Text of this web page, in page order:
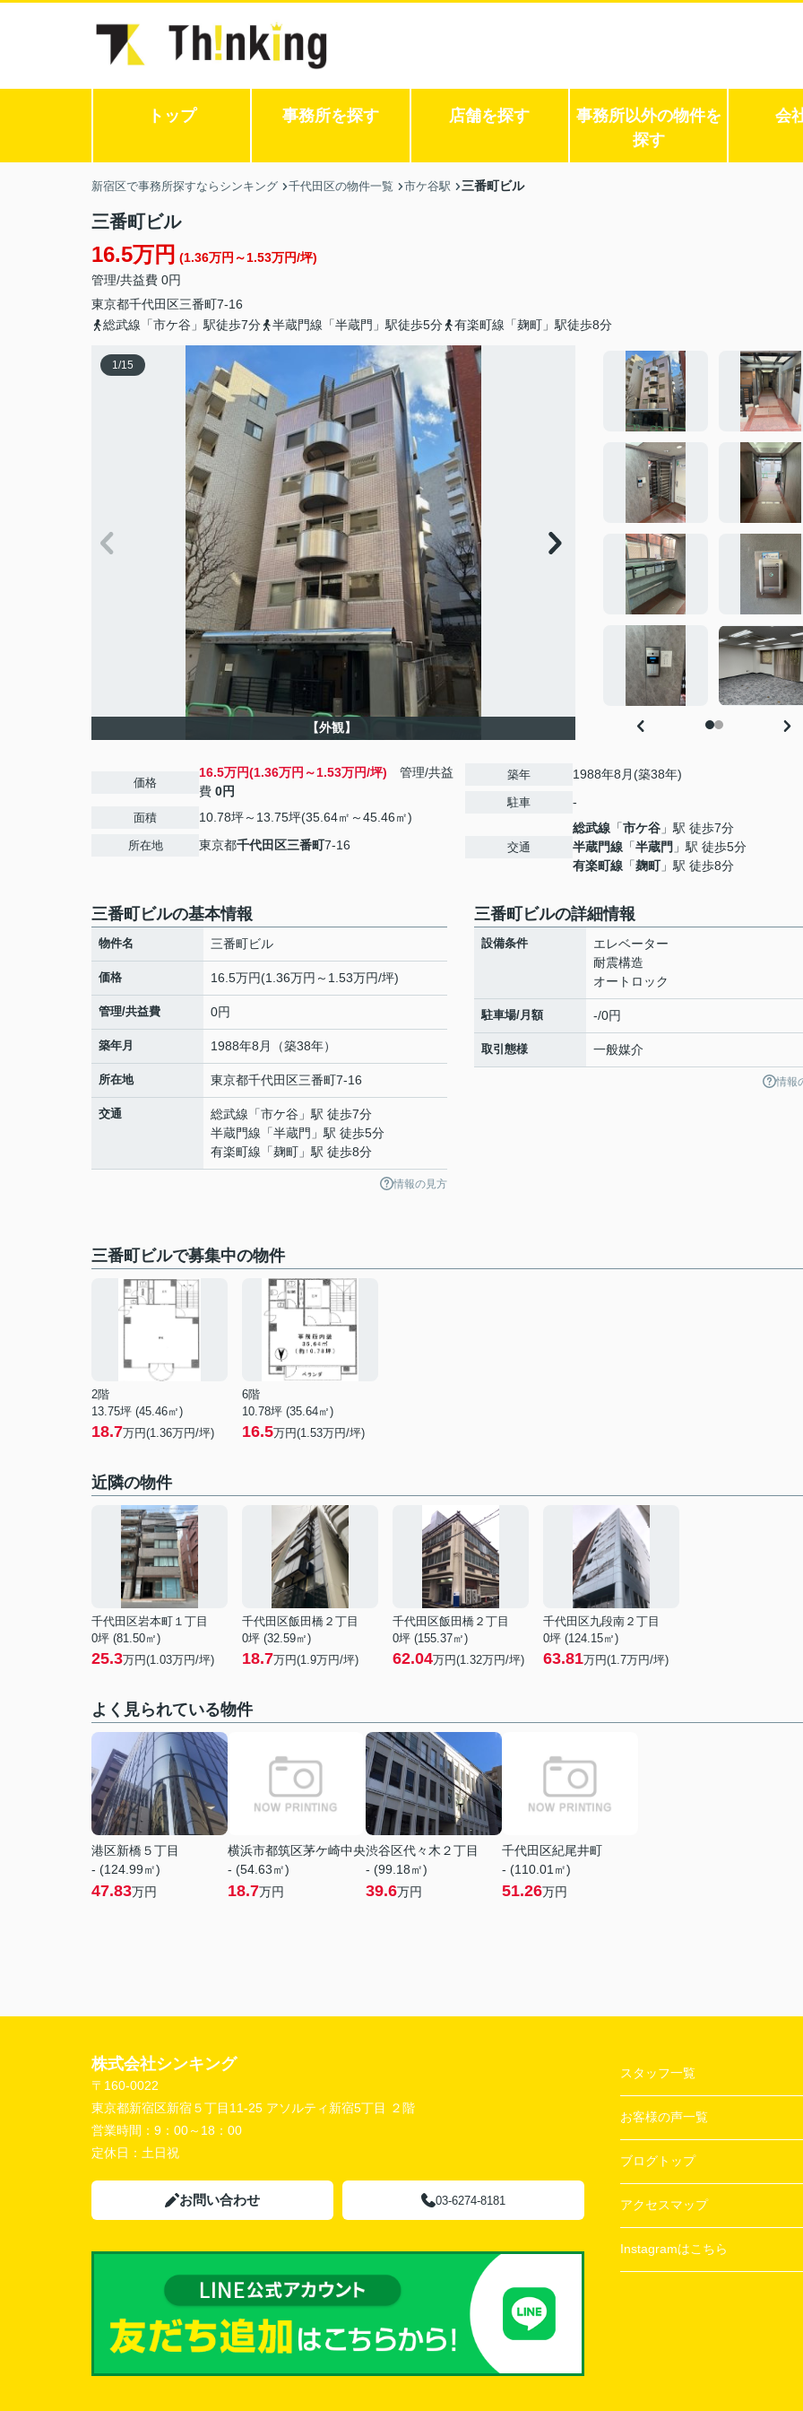
トップ 事務所を探す 店舗を探す
事務所以外の物件を
探す
会
新宿区で事務所探すならシンキング 千代田区の物件一覧 市ケ谷駅 三番町ビル
三番町ビル
16.5万円 (1.36万円～1.53万円/坪)
管理/共益費 0円
東京都千代田区三番町7-16
総武線「市ケ谷」駅徒歩7分
半蔵門線「半蔵門」駅徒歩5分 有楽町線「麹町」駅徒歩8分
1/15
【外観】
価格
16.5万円(1.36万円～1.53万円/坪) 管理/共益
費 0円
面積 10.78坪～13.75坪(35.64㎡～45.46㎡)
所在地 東京都千代田区三番町7-16
築年 1988年8月(築38年)
駐車 -
交通
総武線 「市ケ谷 」駅 徒歩7分
半蔵門線 「半蔵門 」駅 徒歩5分
有楽町線 「麹町」駅 徒歩8分
三番町ビルの基本情報
物件名 三番町ビル
価格 16.5万円(1.36万円～1.53万円/坪)
管理/共益費 0円
築年月 1988年8月（築38年）
所在地 東京都千代田区三番町7-16
交通 総武線 「市ケ谷 」駅 徒歩7分
半蔵門線 「半蔵門 」駅 徒歩5分
有楽町線 「麹町 」駅 徒歩8分
情報の見方
三番町ビルの詳細情報
設備条件
エレベーター
耐震構造
オートロック
駐車場/月額 -/0円
取引態様 一般媒介
情報
三番町ビルで募集中の物件
2階
13.75坪 (45.46㎡)
18.7万円(1.36万円/坪)
6階
10.78坪 (35.64㎡)
16.5万円(1.53万円/坪)
近隣の物件
千代田区岩本町１丁目
0坪 (81.50㎡)
25.3万円(1.03万円/坪)
千代田区飯田橋２丁目
0坪 (32.59㎡)
18.7万円(1.9万円/坪)
千代田区飯田橋２丁目
0坪 (155.37㎡)
62.04万円(1.32万円/坪)
千代田区九段南２丁目
0坪 (124.15㎡)
63.81万円(1.7万円/坪)
よく見られている物件
港区新橋５丁目
- (124.99㎡)
47.83万円
横浜市都筑区茅ケ崎中央
- (54.63㎡)
18.7万円
渋谷区代々木２丁目
- (99.18㎡)
39.6万円
千代田区紀尾井町
- (110.01㎡)
51.26万円
株式会社シンキング
〒160-0022
東京都新宿区新宿５丁目11-25 アソルティ新宿5丁目 ２階
営業時間： 9：00～18：00
定休日： 土日祝
お問い合わせ 03-6274-8181
スタッフ一覧
お客様の声一覧
ブログトップ
アクセスマップ
Instagramはこちら